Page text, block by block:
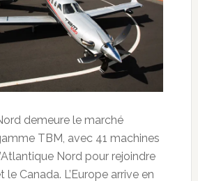
demeure le marché
TBM, avec 41 machines
Nord pour rejoindre
le Canada. L’Europe arrive en